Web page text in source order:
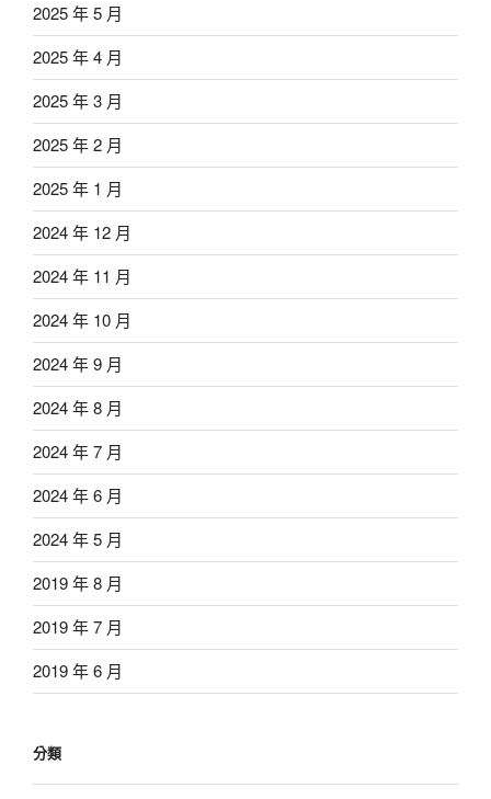
2025 年 5 月
2025 年 4 月
2025 年 3 月
2025 年 2 月
2025 年 1 月
2024 年 12 月
2024 年 11 月
2024 年 10 月
2024 年 9 月
2024 年 8 月
2024 年 7 月
2024 年 6 月
2024 年 5 月
2019 年 8 月
2019 年 7 月
2019 年 6 月
分類